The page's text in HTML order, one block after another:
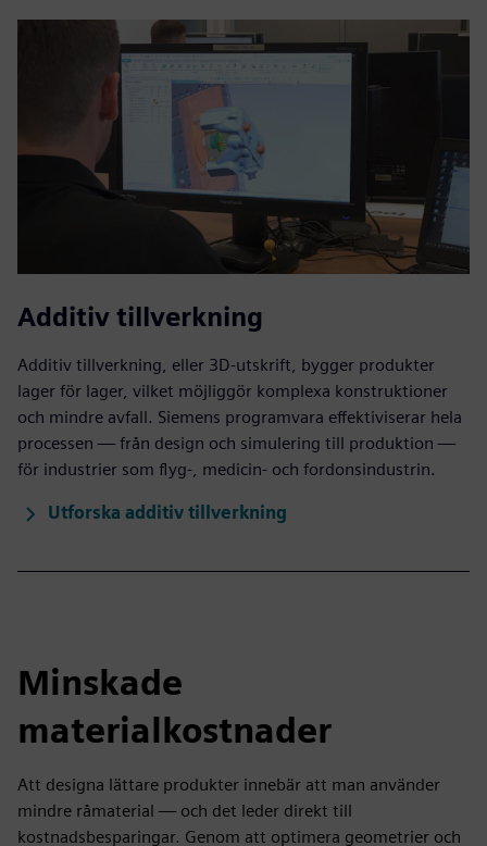
Additiv tillverkning
Additiv tillverkning, eller 3D-utskrift, bygger produkter
lager för lager, vilket möjliggör komplexa konstruktioner
och mindre avfall. Siemens programvara effektiviserar hela
processen — från design och simulering till produktion —
för industrier som flyg-, medicin- och fordonsindustrin.
Utforska additiv tillverkning
Minskade
materialkostnader
Att designa lättare produkter innebär att man använder
mindre råmaterial — och det leder direkt till
kostnadsbesparingar. Genom att optimera geometrier och